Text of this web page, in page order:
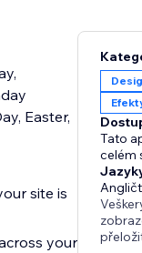
Easter,
site is
your
Tato
celém